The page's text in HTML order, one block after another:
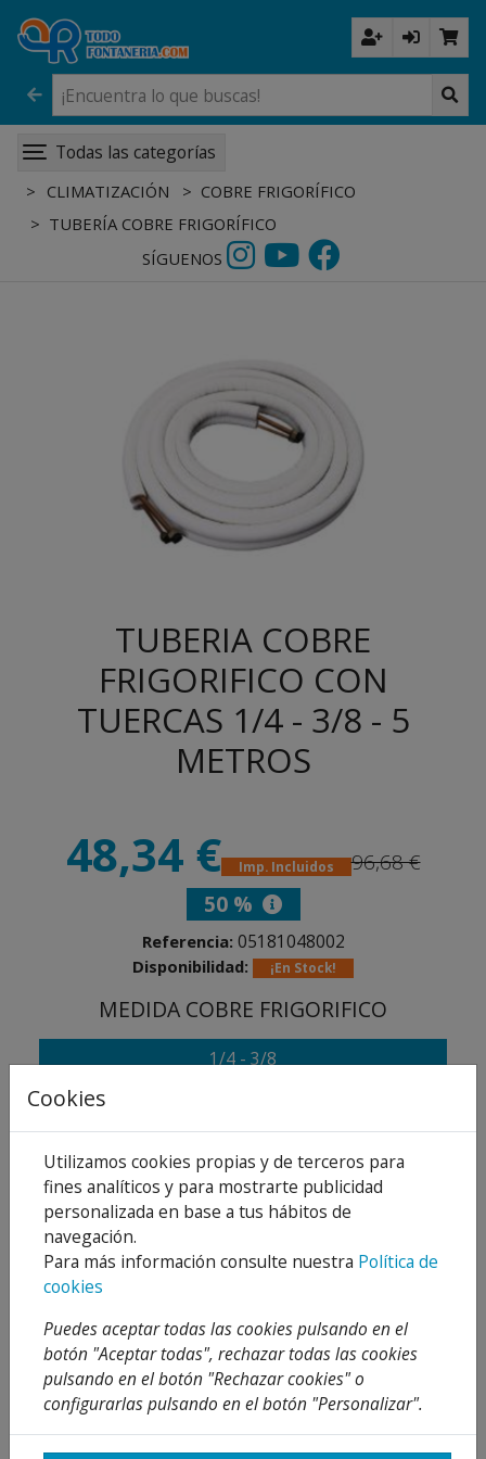
Todas las categorías
CLIMATIZACIÓN
COBRE FRIGORÍFICO
TUBERÍA COBRE FRIGORÍFICO
SÍGUENOS
TUBERIA COBRE
FRIGORIFICO CON
TUERCAS 1/4 - 3/8 - 5
METROS
48,34 € Imp. Incluidos
96,68 €
50 %
Referencia: 05181048002
Disponibilidad: ¡En Stock!
MEDIDA COBRE FRIGORIFICO
1/4 - 3/8
Compartir
Detalles
Adjuntos
Opiniones
Cookies
Utilizamos cookies propias y de terceros para
fines analíticos y para mostrarte publicidad
personalizada en base a tus hábitos de
navegación.
Para más información consulte nuestra Política de
cookies
Puedes aceptar todas las cookies pulsando en el
botón "Aceptar todas", rechazar todas las cookies
pulsando en el botón "Rechazar cookies" o
configurarlas pulsando en el botón "Personalizar".